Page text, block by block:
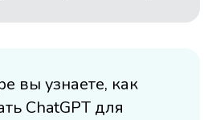
вы узнаете, как
ChatGPT для